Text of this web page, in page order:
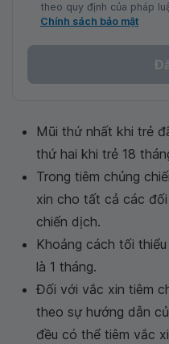
theo quy định của pháp
Chính sách bảo mật
Mũi thứ nhất khi trẻ
thứ hai khi trẻ 18
Trong tiêm chủng
xin cho tất cả các
chiến dịch.
Khoảng cách tối
là 1 tháng.
Đối với vắc xin tiêm
theo sự hướng dẫn
đều có thể tiêm vắc